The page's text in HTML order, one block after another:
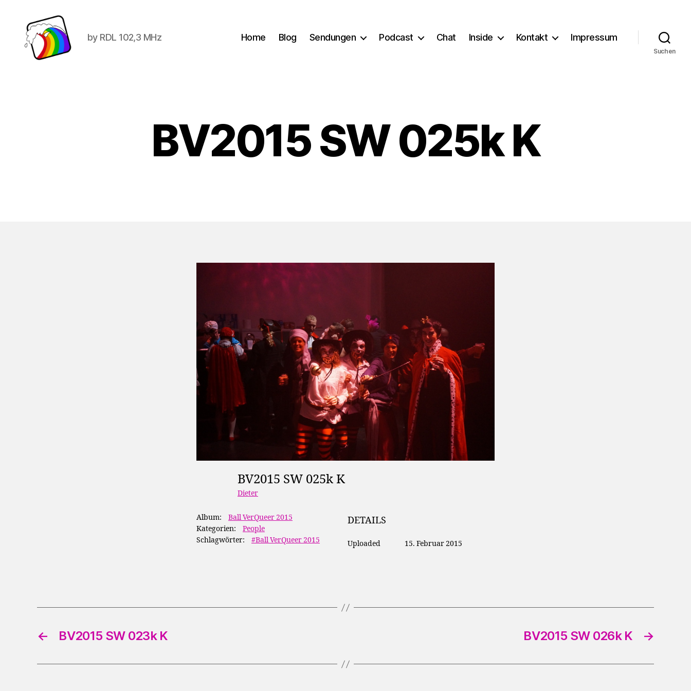
by RDL 102,3 MHz Home Blog Sendungen Podcast Chat Inside Kontakt Impressum
Suchen
BV2015 SW 025k K
BV2015 SW 025k K
Dieter
Album:
Ball VerQueer 2015
Kategorien:
People
Schlagwörter:
#Ball VerQueer 2015
DETAILS
Uploaded 15. Februar 2015
← BV2015 SW 023k K →
BV2015 SW 026k K